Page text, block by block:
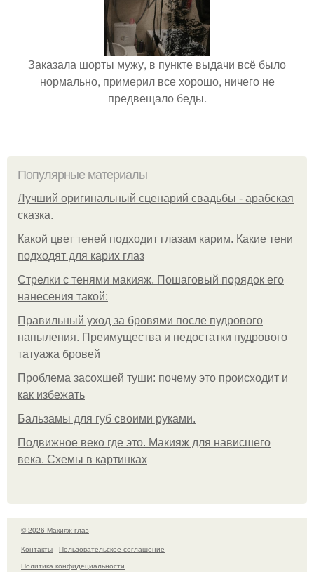
Заказала шорты мужу, в пункте выдачи всё было
нормально, примерил все хорошо, ничего не
предвещало беды.
Популярные материалы
Лучший оригинальный сценарий свадьбы - арабская
сказка.
Какой цвет теней подходит глазам карим. Какие тени
подходят для карих глаз
Стрелки с тенями макияж. Пошаговый порядок его
нанесения такой:
Правильный уход за бровями после пудрового
напыления. Преимущества и недостатки пудрового
татуажа бровей
Проблема засохшей туши: почему это происходит и
как избежать
Бальзамы для губ своими руками.
Подвижное веко где это. Макияж для нависшего
века. Схемы в картинках
© 2026 Макияж глаз
Контакты
Пользовательское соглашение
Политика конфидециальности